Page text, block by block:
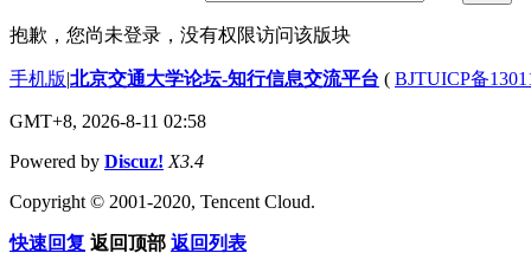
抱歉，您尚未登录，没有权限访问该版块
手机版|北京交通大学论坛-知行信息交流平台 ( BJTUICP备
GMT+8, 2026-8-11 02:58
Powered by Discuz! X3.4
Copyright © 2001-2020, Tencent Cloud.
快速回复 返回顶部 返回列表